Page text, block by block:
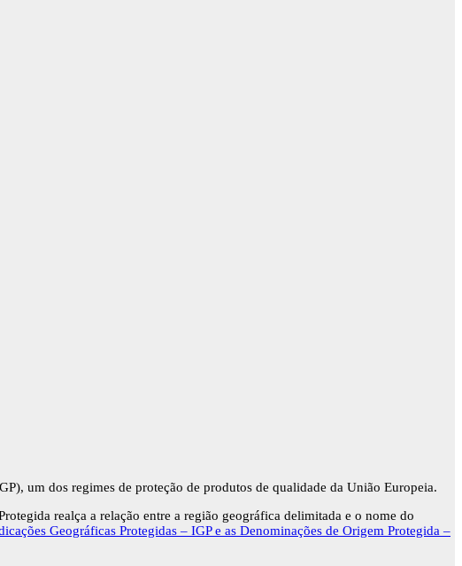
um dos regimes de proteção de produtos de qualidade da União Europeia.
realça a relação entre a região geográfica delimitada e o nome do
Geográficas Protegidas – IGP e as Denominações de Origem Protegida –